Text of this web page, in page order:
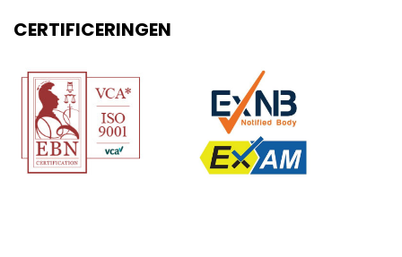
CERTIFICERINGEN